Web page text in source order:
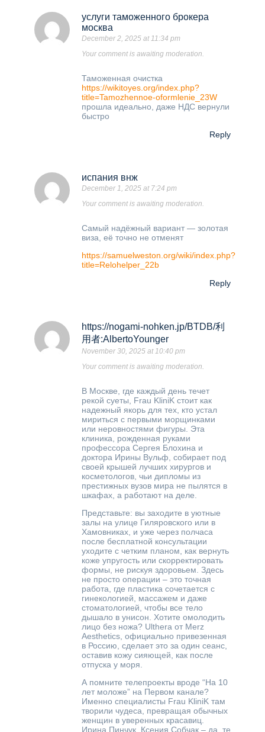
услуги таможенного брокера
москва
December 2, 2025 at 11:34 pm
Your comment is awaiting moderation.
Таможенная очистка
https://wikitoyes.org/index.php?
title=Tamozhennoe-oformlenie_23W
прошла идеально, даже НДС вернули
быстро
Reply
испания внж
December 1, 2025 at 7:24 pm
Your comment is awaiting moderation.
Самый надёжный вариант — золотая
виза, её точно не отменят
https://samuelweston.org/wiki/index.php?
title=Relohelper_22b
Reply
https://nogami-nohken.jp/BTDB/利
用者:AlbertoYounger
November 30, 2025 at 10:40 pm
Your comment is awaiting moderation.
В Москве, где каждый день течет
рекой суеты, Frau KliniK стоит как
надежный якорь для тех, кто устал
мириться с первыми морщинками
или неровностями фигуры. Эта
клиника, рожденная руками
профессора Сергея Блохина и
доктора Ирины Вульф, собирает под
своей крышей лучших хирургов и
косметологов, чьи дипломы из
престижных вузов мира не пылятся в
шкафах, а работают на деле.
Представьте: вы заходите в уютные
залы на улице Гиляровского или в
Хамовниках, и уже через полчаса
после бесплатной консультации
уходите с четким планом, как вернуть
коже упругость или скорректировать
формы, не рискуя здоровьем. Здесь
не просто операции – это точная
работа, где пластика сочетается с
гинекологией, массажем и даже
стоматологией, чтобы все тело
дышало в унисон. Хотите омолодить
лицо без ножа? Ulthera от Merz
Aesthetics, официально привезенная
в Россию, сделает это за один сеанс,
оставив кожу сияющей, как после
отпуска у моря.
А помните телепроекты вроде “На 10
лет моложе” на Первом канале?
Именно специалисты Frau KliniK там
творили чудеса, превращая обычных
женщин в уверенных красавиц.
Ирина Пинчук, Ксения Собчак – да, те